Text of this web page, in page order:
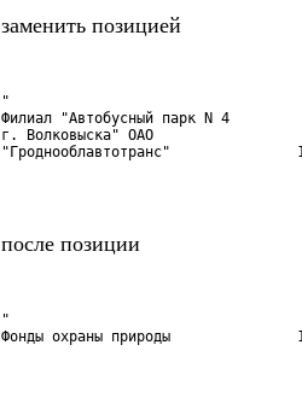
заменить позицией
"
Филиал "Автобусный парк N 4
г. Волковыска" ОАО
"Гроднооблавтотранс"
после позиции
"
Фонды охраны природы